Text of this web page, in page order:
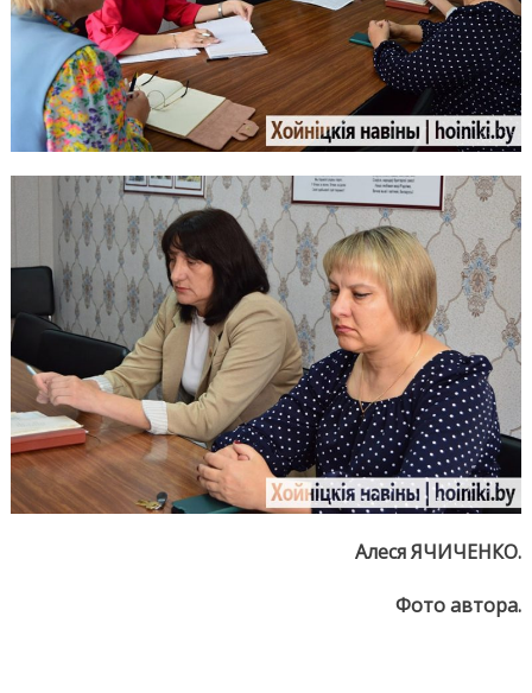
Алеся ЯЧИЧЕНКО.
Фото автора.